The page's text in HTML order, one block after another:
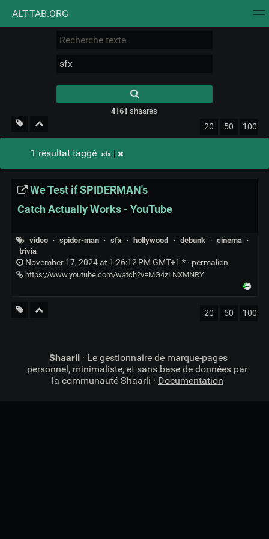
ALT-TAB.ORG
Nuage de tags Mur d'images
results.
4161 shaares
20 50 100
1 résultat taggé sfx
We Test if SPIDERMAN's
Catch Actually Works - YouTube
video · spider-man · sfx · hollywood · debunk · cinema
·
trivia
November 17, 2024 at 1:26:12 PM GMT+1 * · permalien
https://www.youtube.com/watch?v=MG4zLNXMNRY
20 50 100
Shaarli · Le gestionnaire de marque-pages
personnel, minimaliste, et sans base de données par
la communauté Shaarli · Documentation